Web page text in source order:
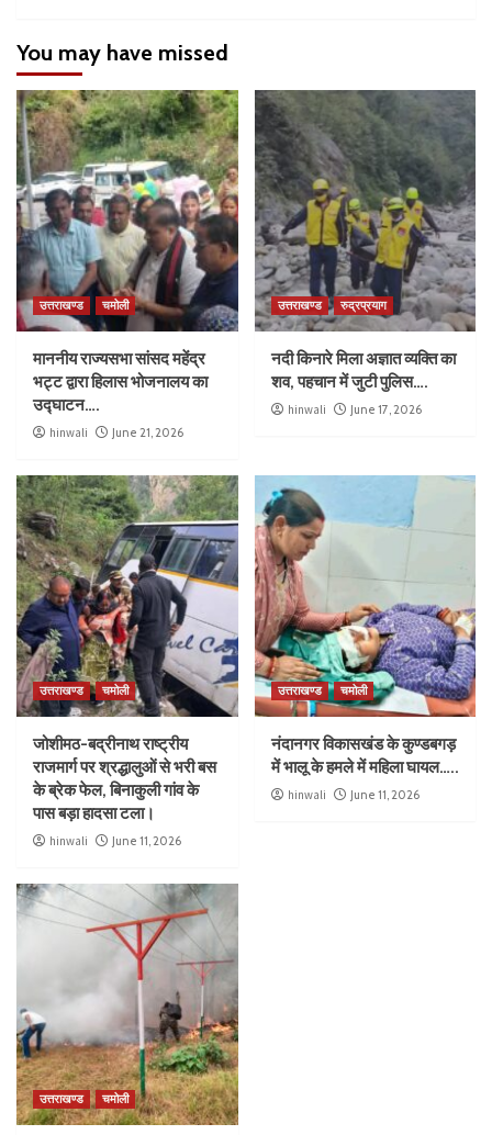
You may have missed
उत्तराखण्ड चमोली
माननीय राज्यसभा सांसद महेंद्र
भट्ट द्वारा हिलास भोजनालय का
उद्घाटन….
hinwali June 21, 2026
उत्तराखण्ड रुद्रप्रयाग
नदी किनारे मिला अज्ञात व्यक्ति का
शव, पहचान में जुटी पुलिस….
hinwali June 17, 2026
उत्तराखण्ड चमोली
जोशीमठ-बद्रीनाथ राष्ट्रीय
राजमार्ग पर श्रद्धालुओं से भरी बस
के ब्रेक फेल, बिनाकुली गांव के
पास बड़ा हादसा टला।
hinwali June 11, 2026
उत्तराखण्ड चमोली
नंदानगर विकासखंड के कुण्डबगड़
में भालू के हमले में महिला घायल…..
hinwali June 11, 2026
उत्तराखण्ड चमोली